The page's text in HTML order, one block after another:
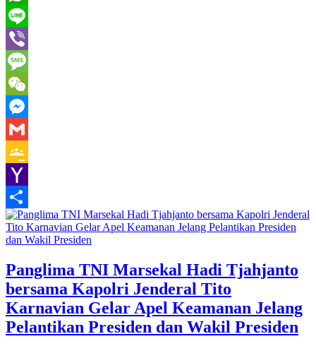
WhatsApp
Line
Viber
Message
WeChat
Messenger
Gmail
Google
Classroom
Yahoo
Mail
Share
Panglima TNI Marsekal Hadi Tjahjanto
bersama Kapolri Jenderal Tito
Karnavian Gelar Apel Keamanan Jelang
Pelantikan Presiden dan Wakil Presiden